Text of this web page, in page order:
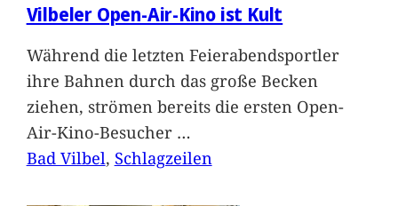
Vilbeler Open-Air-Kino ist Kult
Während die letzten Feierabendsportler
ihre Bahnen durch das große Becken
ziehen, strömen bereits die ersten Open-
Air-Kino-Besucher …
Bad Vilbel, Schlagzeilen